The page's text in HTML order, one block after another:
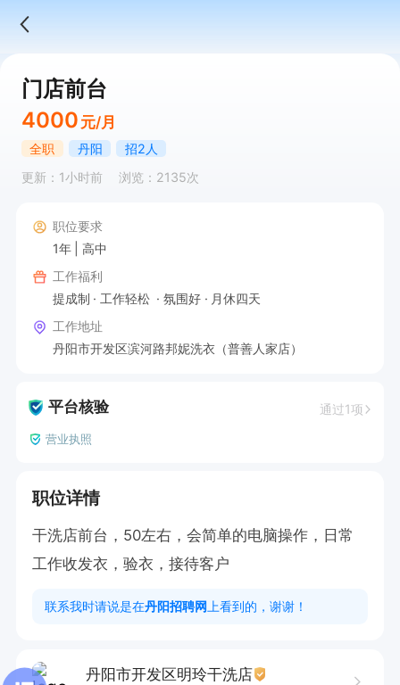
门店前台
4000 元/月
全职 丹阳
招2人
更新：1小时前
浏览：2135次
职位要求
1年
高中
工作福利
提成制
工作轻松 氛围好
月休四天
工作地址
丹阳市开发区滨河路邦妮洗衣（普善人家店）
平台核验 通过1项
营业执照
职位详情
干洗店前台，50左右，会简单的电脑操作，日常
工作收发衣，验衣，接待客户
联系我时请说是在丹阳招聘网 上看到的，谢谢！
丹阳市开发区明玲干洗店